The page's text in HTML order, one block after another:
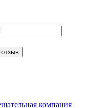
компания